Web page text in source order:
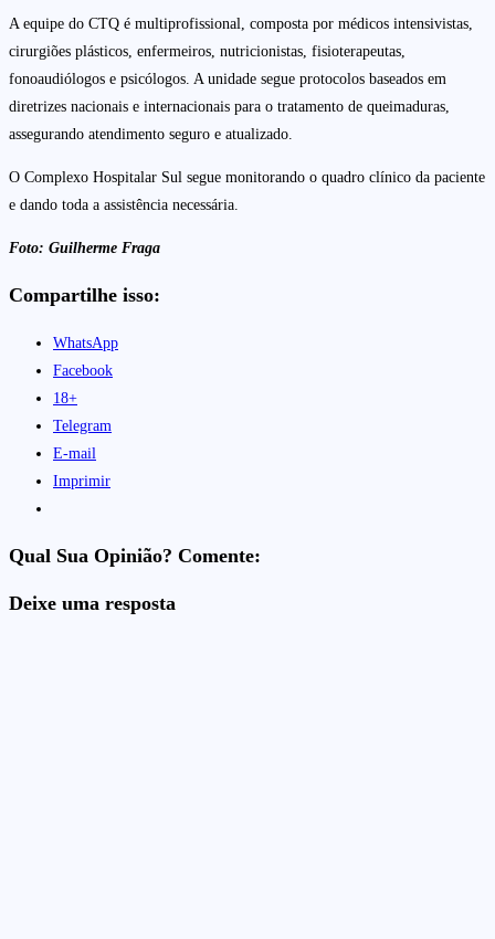
A equipe do CTQ é multiprofissional, composta por médicos intensivistas,
cirurgiões plásticos, enfermeiros, nutricionistas, fisioterapeutas,
fonoaudiólogos e psicólogos. A unidade segue protocolos baseados em
diretrizes nacionais e internacionais para o tratamento de queimaduras,
assegurando atendimento seguro e atualizado.
O Complexo Hospitalar Sul segue monitorando o quadro clínico da paciente
e dando toda a assistência necessária.
Foto: Guilherme Fraga
Compartilhe isso:
WhatsApp
Facebook
18+
Telegram
E-mail
Imprimir
Qual Sua Opinião? Comente:
Deixe uma resposta